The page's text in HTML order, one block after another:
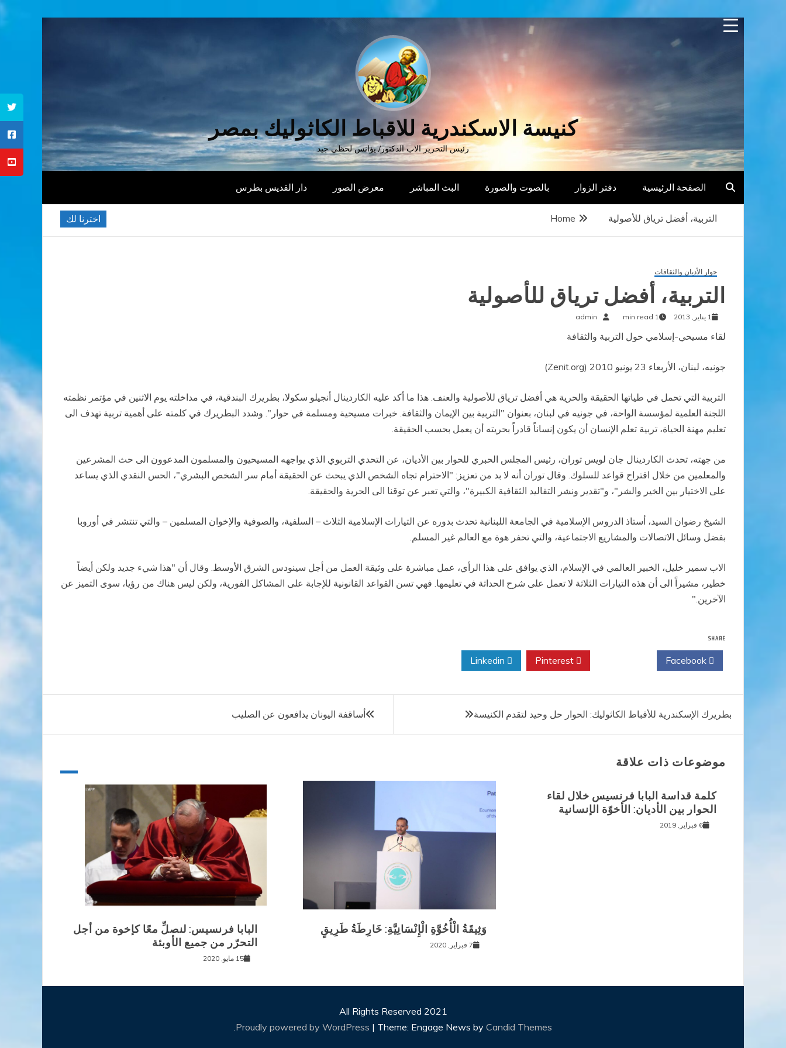
Skip
كنيسة الاسكندرية للاقباط الكاثوليك بمصر
رئيس التحرير الاب الدكتور/ يؤانس لحظي جيد
الصفحة الرئيسية دفتر الزوار بالصوت والصورة البث المباشر معرض الصور دار القديس بطرس
اخترنا لك Home التربية، أفضل ترياق للأصولية
حوار الأديان والثقافات
التربية، أفضل ترياق للأصولية
1 يناير, 2013 1 min read
admin
لقاء مسيحي-إسلامي حول التربية والثقافة
جونيه، لبنان، الأربعاء 23 يونيو 2010 (Zenit.org)
التربية التي تحمل في طياتها الحقيقة والحرية هي أفضل ترياق للأصولية والعنف. هذا ما أكد عليه الكاردينال أنجيلو سكولا، بطريرك البندقية، في مداخلته يوم الاثنين في مؤتمر نظمته
اللجنة العلمية لمؤسسة الواحة، في جونيه في لبنان، بعنوان "التربية بين الإيمان والثقافة. خبرات مسيحية ومسلمة في حوار". وشدد البطريرك في كلمته على أهمية تربية تهدف الى
تعليم مهنة الحياة، تربية تعلم الإنسان أن يكون إنساناً قادراً بحريته أن يعمل بحسب الحقيقة.
من جهته، تحدث الكاردينال جان لويس توران، رئيس المجلس الحبري للحوار بين الأديان، عن التحدي التربوي الذي يواجهه المسيحيون والمسلمون المدعوون الى حث المشرعين
والمعلمين من خلال اقتراح قواعد للسلوك. وقال توران أنه لا بد من تعزيز: "الاحترام تجاه الشخص الذي يبحث عن الحقيقة أمام سر الشخص البشري"، الحس النقدي الذي يساعد
على الاختيار بين الخير والشر"، و"تقدير ونشر التقاليد الثقافية الكبيرة"، والتي تعبر عن توقنا الى الحرية والحقيقة.
الشيخ رضوان السيد، أستاذ الدروس الإسلامية في الجامعة اللبنانية تحدث بدوره عن التيارات الإسلامية الثلاث – السلفية، والصوفية والإخوان المسلمين – والتي تنتشر في أوروبا
بفضل وسائل الاتصالات والمشاريع الاجتماعية، والتي تحفر هوة مع العالم غير المسلم.
الاب سمير خليل، الخبير العالمي في الإسلام، الذي يوافق على هذا الرأي، عمل مباشرة على وثيقة العمل من أجل سينودس الشرق الأوسط. وقال أن "هذا شيء جديد ولكن أيضاً
خطير، مشيراً الى أن هذه التيارات الثلاثة لا تعمل على شرح الحداثة في تعليمها. فهي تسن القواعد القانونية للإجابة على المشاكل الفورية، ولكن ليس هناك من رؤيا، سوى التميز عن
الآخرين."
SHARE
تصفّح
المقالات
أساقفة اليونان يدافعون عن الصليب بطريرك الإسكندرية للأقباط الكاثوليك: الحوار حل وحيد لتقدم الكنيسة
موضوعات ذات علاقة
البابا فرنسيس: لنصلِّ معًا كإخوة من أجل
التحرّر من جميع الأوبئة
15 مايو, 2020
وَثِيقَةُ الْأُخُوَّةِ الْإِنْسَانِيَّةِ: خَارِطَةُ طَرِيقٍ
7 فبراير, 2020
كلمة قداسة البابا فرنسيس خلال لقاء
الحوار بين الأديان: الأخوّة الإنسانية
6 فبراير, 2019
All Rights Reserved 2021
Proudly powered by WordPress | Theme: Engage News by Candid Themes
.